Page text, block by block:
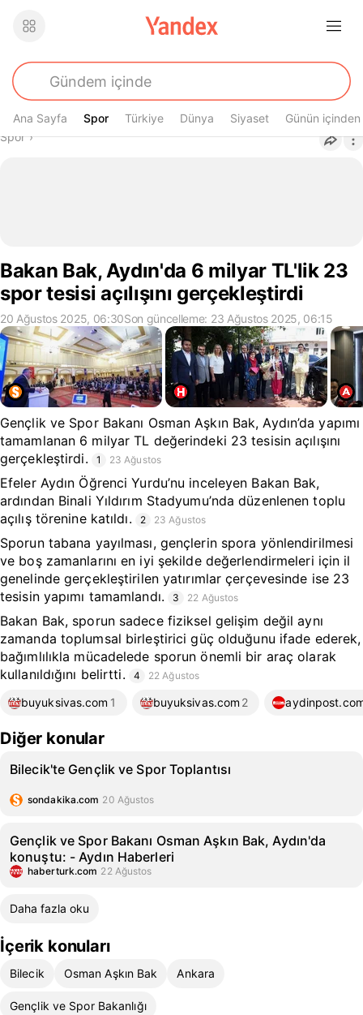
Ana Sayfa Spor
Spor Türkiye Dünya Siyaset Günün içinden
Buradasın
Spor›
Bakan Bak, Aydın'da 6 milyar TL'lik 23
spor tesisi açılışını gerçekleştirdi
20 Ağustos 2025, 06:30Son güncelleme: 23 Ağustos 2025, 06:15
Gençlik ve Spor Bakanı Osman Aşkın Bak, Aydın’da yapımı
tamamlanan 6 milyar TL değerindeki 23 tesisin açılışını
gerçekleştirdi.
1 23 Ağustos
Efeler Aydın Öğrenci Yurdu’nu inceleyen Bakan Bak,
ardından Binali Yıldırım Stadyumu’nda düzenlenen toplu
açılış törenine katıldı.
2 23 Ağustos
Sporun tabana yayılması, gençlerin spora yönlendirilmesi
ve boş zamanlarını en iyi şekilde değerlendirmeleri için il
genelinde gerçekleştirilen yatırımlar çerçevesinde ise 23
tesisin yapımı tamamlandı.
3 22 Ağustos
Bakan Bak, sporun sadece fiziksel gelişim değil aynı
zamanda toplumsal birleştirici güç olduğunu ifade ederek,
bağımlılıkla mücadelede sporun önemli bir araç olarak
kullanıldığını belirtti.
4 22 Ağustos
buyuksivas.com 1 buyuksivas.com 2
Diğer konular
Bilecik'te Gençlik ve Spor Toplantısı
sondakika.com 20 Ağustos
Gençlik ve Spor Bakanı Osman Aşkın Bak, Aydın'da
konuştu: - Aydın Haberleri
haberturk.com 22 Ağustos
Daha fazla oku
İçerik konuları
Bilecik Osman Aşkın Bak Ankara
Gençlik ve Spor Bakanlığı